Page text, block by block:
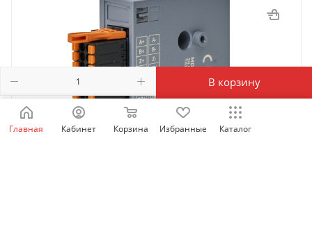
В корзину
Главная Кабинет Корзина Избранные Каталог